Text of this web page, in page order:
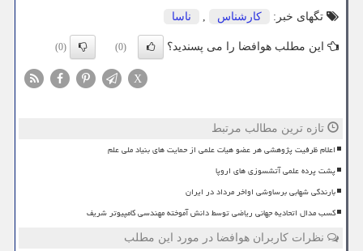
تگهای خبر:
كارشناس , ناسا
این مطلب هوافضا را می پسندید؟ (0)
(0)
X
تازه ترین مطالب مرتبط
اعلام ظرفیت پژوهشی هر عضو هیات علمی از حمایت های بنیاد ملی علم
پشت پرده علمی آتشسوزی های اروپا
بارندگی شهابی برساوشی اواخر مرداد در ایران
کسب مدال اتحادیه جهانی ریاضی توسط دانش آموخته مهندسی کامپیوتر شریف
نظرات کاربران هوافضا در مورد این مطلب